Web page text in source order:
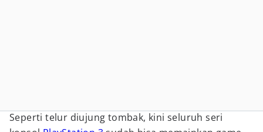
Seperti telur diujung tombak, kini seluruh seri